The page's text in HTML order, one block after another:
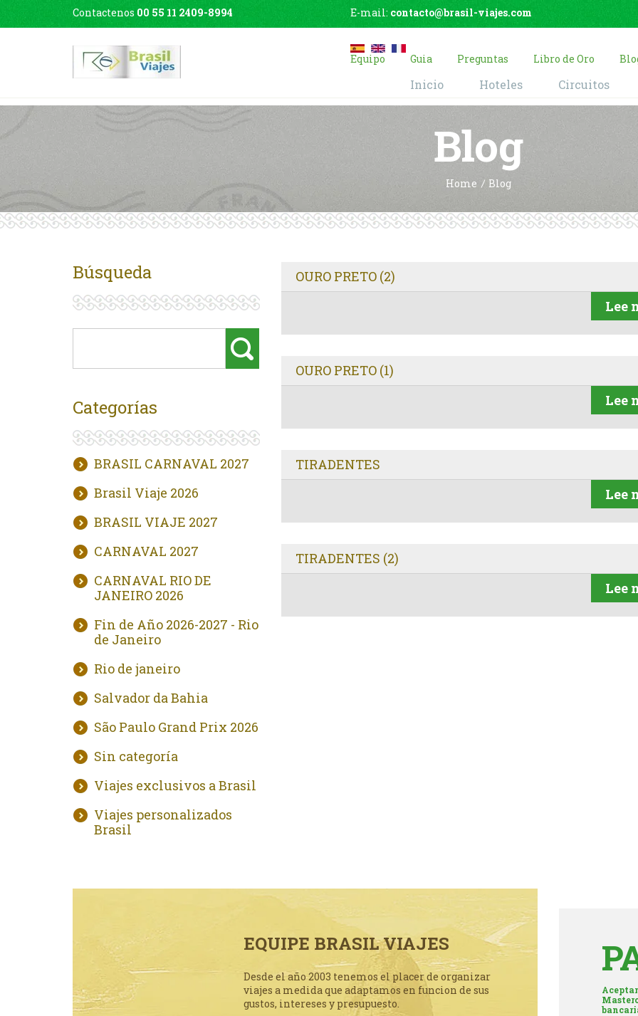
Contactenos 00 55 11 2409-8994 E-mail: contacto@brasil-viajes.com
Equipo Guia Preguntas Libro de Oro
Inicio Hoteles Circuitos
Blog
Home Blog
Búsqueda
Categorías
BRASIL CARNAVAL 2027
Brasil Viaje 2026
BRASIL VIAJE 2027
CARNAVAL 2027
CARNAVAL RIO DE
JANEIRO 2026
Fin de Año 2026-2027 - Rio
de Janeiro
Rio de janeiro
Salvador da Bahia
São Paulo Grand Prix 2026
Sin categoría
Viajes exclusivos a Brasil
Viajes personalizados
Brasil
OURO PRETO (2)
Lee
OURO PRETO (1)
Lee
TIRADENTES
Lee
TIRADENTES (2)
Lee
EQUIPE BRASIL VIAJES
Desde el año 2003 tenemos el placer de organizar
viajes a medida que adaptamos en funcion de sus
gustos, intereses y presupuesto.